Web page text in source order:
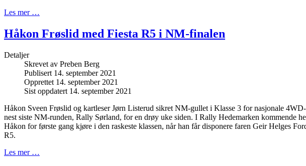
Les mer …
Håkon Frøslid med Fiesta R5 i NM-finalen
Detaljer
Skrevet av Preben Berg
Publisert 14. september 2021
Opprettet 14. september 2021
Sist oppdatert 14. september 2021
Håkon Sveen Frøslid og kartleser Jørn Listerud sikret NM-gullet i Klasse 3 for nasjonale
nest siste NM-runden, Rally Sørland, for en drøy uke siden. I Rally Hedemarken kommende
Håkon for første gang kjøre i den raskeste klassen, når han får disponere faren Geir Helges
R5.
Les mer …